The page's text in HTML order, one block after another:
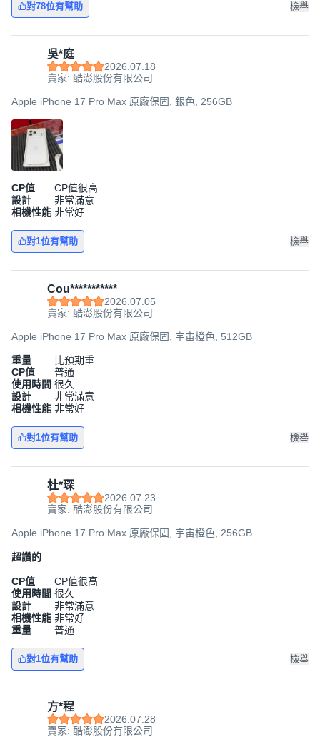
對78位有幫助 檢舉
吳*庭
2026.07.18
賣家: 酷澎股份有限公司
Apple iPhone 17 Pro Max 原廠保固, 銀色, 256GB
CP值
CP值很高
設計
非常滿意
相機性能 非常好
對1位有幫助 檢舉
Cou***********
2026.07.05
賣家: 酷澎股份有限公司
Apple iPhone 17 Pro Max 原廠保固, 宇宙橙色, 512GB
重量
比預期重
CP值
普通
使用時間 很久
設計
非常滿意
相機性能 非常好
對1位有幫助 檢舉
杜*琛
2026.07.23
賣家: 酷澎股份有限公司
Apple iPhone 17 Pro Max 原廠保固, 宇宙橙色, 256GB
超讚的
CP值
CP值很高
使用時間 很久
設計
非常滿意
相機性能 非常好
重量
普通
對1位有幫助 檢舉
方*程
2026.07.28
賣家: 酷澎股份有限公司